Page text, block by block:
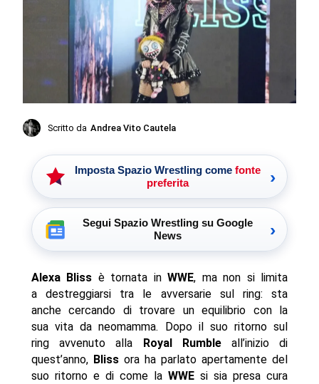
Scritto da Andrea Vito Cautela
Imposta Spazio Wrestling come fonte
preferita
›
Segui Spazio Wrestling su Google
News
›
Alexa Bliss è tornata inWWE, ma non si limita
a destreggiarsi tra le avversarie sul ring: sta
anche cercando di trovare un equilibrio con la
sua vita da neomamma. Dopo il suo ritorno sul
ring avvenuto alla
Royal Rumbleall’inizio di
quest’anno, Blissora ha parlato apertamente del
suo ritorno e di come laWWE si sia presa cura